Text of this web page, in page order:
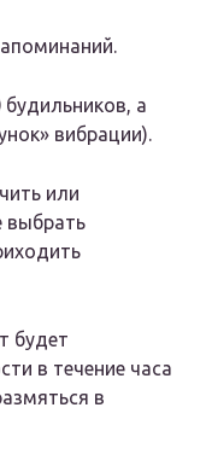
а
вибрации).
или
выбрать
будет
в течение часа
в